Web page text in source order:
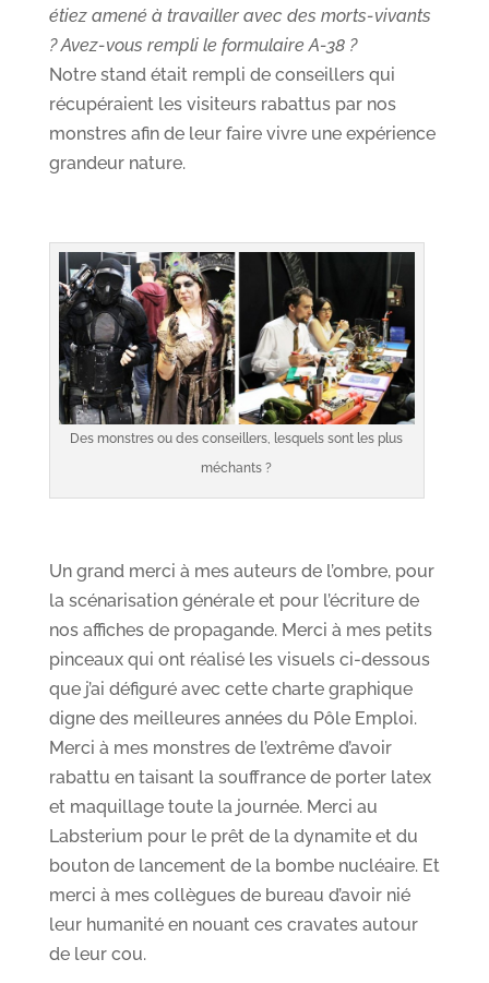
étiez amené à travailler avec des morts-vivants
? Avez-vous rempli le formulaire A-38 ?
Notre stand était rempli de conseillers qui
récupéraient les visiteurs rabattus par nos
monstres afin de leur faire vivre une expérience
grandeur nature.
Des monstres ou des conseillers, lesquels sont les plus
méchants ?
Un grand merci à mes auteurs de l’ombre, pour
la scénarisation générale et pour l’écriture de
nos affiches de propagande. Merci à mes petits
pinceaux qui ont réalisé les visuels ci-dessous
que j’ai défiguré avec cette charte graphique
digne des meilleures années du Pôle Emploi.
Merci à mes monstres de l’extrême d’avoir
rabattu en taisant la souffrance de porter latex
et maquillage toute la journée. Merci au
Labsterium pour le prêt de la dynamite et du
bouton de lancement de la bombe nucléaire. Et
merci à mes collègues de bureau d’avoir nié
leur humanité en nouant ces cravates autour
de leur cou.